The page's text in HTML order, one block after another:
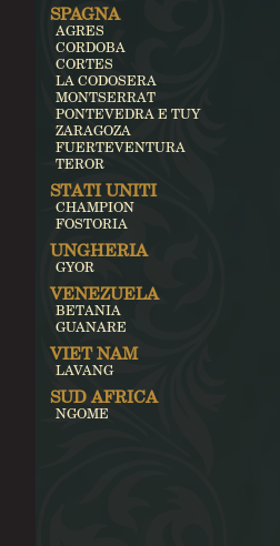
SPAGNA
AGRES
CORDOBA
CORTES
LA CODOSERA
MONTSERRAT
PONTEVEDRA E TUY
ZARAGOZA
FUERTEVENTURA
TEROR
STATI UNITI
CHAMPION
FOSTORIA
UNGHERIA
GYOR
VENEZUELA
BETANIA
GUANARE
VIET NAM
LAVANG
SUD AFRICA
NGOME